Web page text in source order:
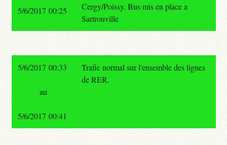
Cergy/Poissy. Bus mis en place a
Sartrouville
5/6/2017 00:25
5/6/2017 00:33
Trafic normal sur l'ensemble des lignes
de RER.
au
5/6/2017 00:41